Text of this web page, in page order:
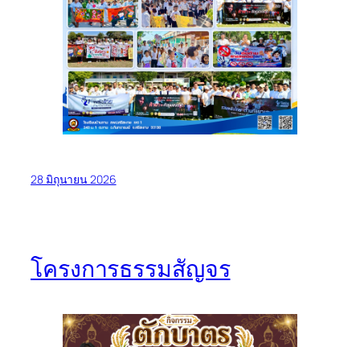
28 มิถุนายน 2026
โครงการธรรมสัญจร